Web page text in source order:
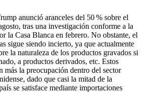
anunció aranceles del 50 % sobre el
tras una investigación conforme a la
la Casa Blanca en febrero. No obstante, el
sigue siendo incierto, ya que actualmente
la naturaleza de los productos gravados si
a productos derivados, etc. Estos
más la preocupación dentro del sector
dado que casi la mitad de la
se satisface mediante importaciones